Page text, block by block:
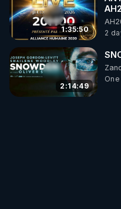
1:35:50
2
2:14:49